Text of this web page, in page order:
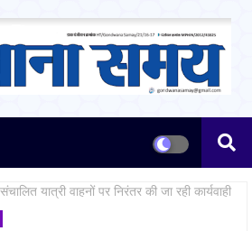
यात्री वाहनों पर निरंतर की जा रही कार्यवाही